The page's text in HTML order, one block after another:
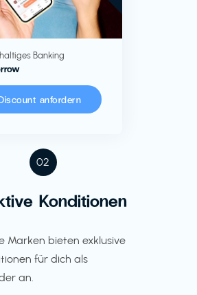
02
Konditionen
Marken bieten exklusive
für dich als
an.
Banking
anfordern